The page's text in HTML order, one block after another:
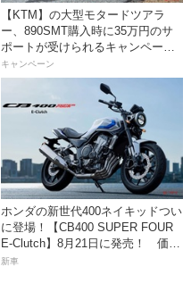
【KTM】の大型モタードツアラ
ー、890SMT購入時に35万円のサ
ポートが受けられるキャンペーン
を実施中！
キャンペーン
ホンダの新世代400ネイキッドつい
に登場！【CB400 SUPER FOUR
E-Clutch】8月21日に発売！ 価格
99万8800円
新車